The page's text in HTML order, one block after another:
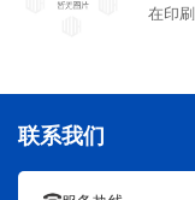
联系我们